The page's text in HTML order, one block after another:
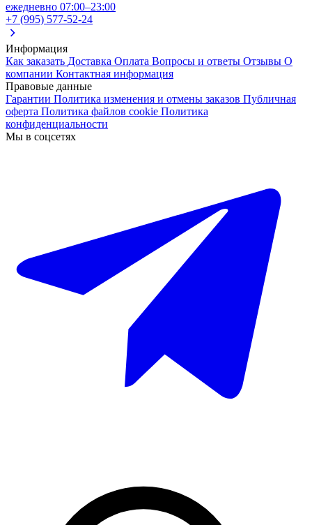
ежедневно 07:00–23:00
+7 (995) 577-52-24
Информация
Как заказать Доставка Оплата Вопросы и ответы Отзывы О
компании Контактная информация
Правовые данные
Гарантии Политика изменения и отмены заказов Публичная
оферта Политика файлов cookie Политика
конфиденциальности
Мы в соцсетях